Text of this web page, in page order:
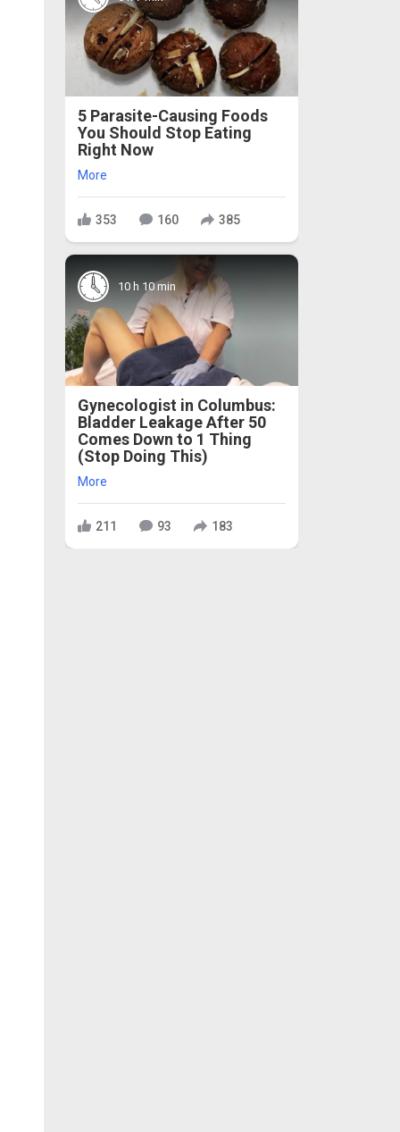
5 Parasite-Causing Foods
You Should Stop Eating
Right Now
More
353 160 385
10 h 10 min
Gynecologist in Columbus:
Bladder Leakage After 50
Comes Down to 1 Thing
(Stop Doing This)
More
211 93 183